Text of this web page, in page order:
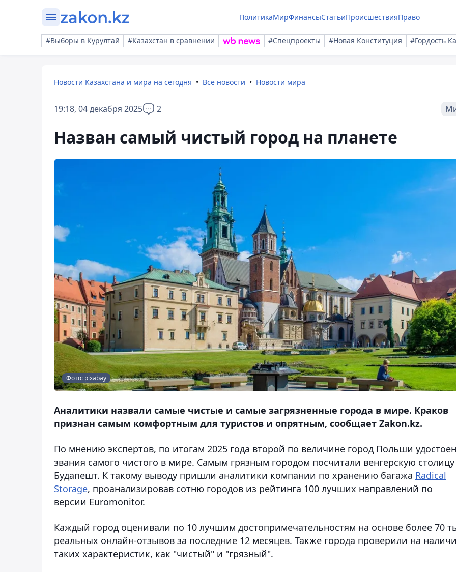
ПолитикаМирФинансыСтатьиПроисшествияПраво
#Выборы в Курултай #Казахстан в сравнении #Спецпроекты #Новая Конституция #Гордость
Новости Казахстана и мира на сегодня Все новости Новости мира
19:18, 04 декабря 2025 2
Назван самый чистый город на планете
Фото: pixabay
Аналитики назвали самые чистые и самые загрязненные города в мире. Краков
признан самым комфортным для туристов и опрятным, сообщает Zakon.kz.
По мнению экспертов, по итогам 2025 года второй по величине город Польши удостоен
звания самого чистого в мире. Самым грязным городом посчитали венгерскую столицу
Будапешт. К такому выводу пришли аналитики компании по хранению багажа Radical
Storage, проанализировав сотню городов из рейтинга 100 лучших направлений по
версии Euromonitor.
Каждый город оценивали по 10 лучшим достопримечательностям на основе более 70
реальных онлайн-отзывов за последние 12 месяцев. Также города проверили на
таких характеристик, как "чистый" и "грязный".